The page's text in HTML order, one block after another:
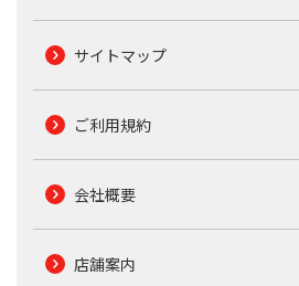
サイトマップ
ご利用規約
会社概要
店舗案内